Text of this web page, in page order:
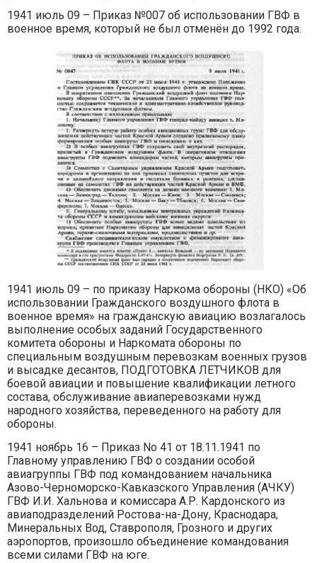
1941 июль 09 – Приказ №007 об использовании ГВФ в
военное время, который не был отменён до 1992 года.
1941 июль 09 – по приказу Наркома обороны (НКО) «Об
использовании Гражданского воздушного флота в
военное время» на гражданскую авиацию возлагалось
выполнение особых заданий Государственного
комитета обороны и Наркомата обороны по
специальным воздушным перевозкам военных грузов
и высадке десантов, ПОДГОТОВКА ЛЕТЧИКОВ для
боевой авиации и повышение квалификации летного
состава, обслуживание авиаперевозками нужд
народного хозяйства, переведенного на работу для
обороны.
1941 ноябрь 16 – Приказ No 41 от 18.11.1941 по
Главному управлению ГВФ о создании особой
авиагруппы ГВФ под командованием начальника
Азово-Черноморско-Кавказского Управления (АЧКУ)
ГВФ И.И. Хальнова и комиссара А.Р. Кардонского из
авиаподразделений Ростова-на-Дону, Краснодара,
Минеральных Вод, Ставрополя, Грозного и других
аэропортов, произошло объединение командования
всеми силами ГВФ на юге.